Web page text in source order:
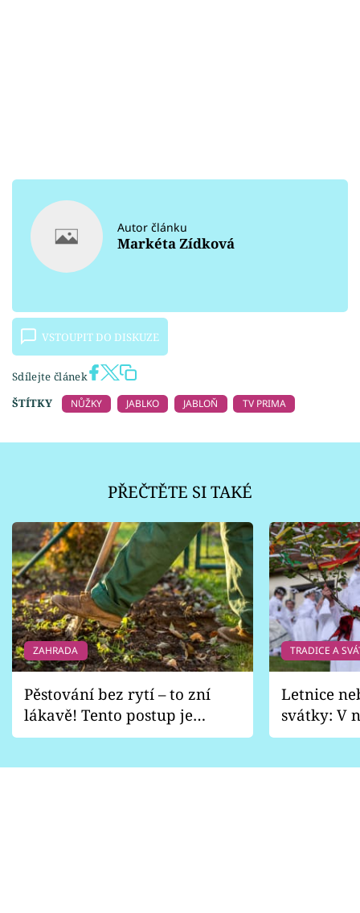
Autor článku
Markéta Zídková
VSTOUPIT DO DISKUZE
Sdílejte článek
ŠTÍTKY
NŮŽKY JABLKO JABLOŇ TV PRIMA
PŘEČTĚTE SI TAKÉ
ZAHRADA
Pěstování bez rytí – to zní
lákavě! Tento postup je
vhodný jen pro některé
TRADICE A
Letnice
svátky: V
pondělí